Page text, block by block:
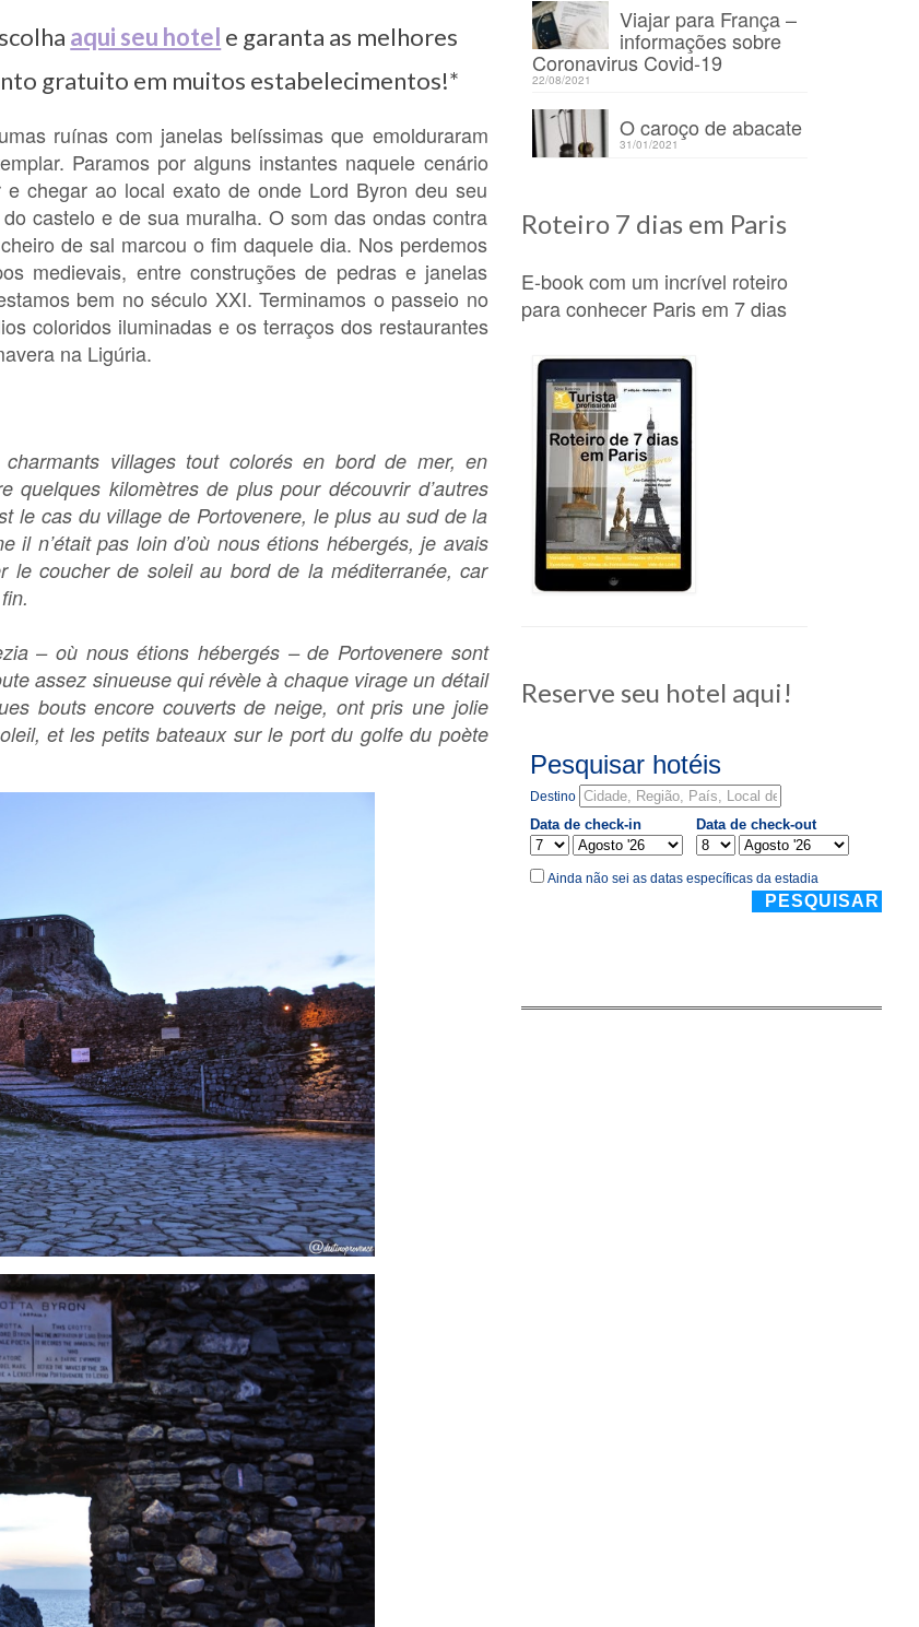
aqui seu hotel e garanta as melhores
gratuito em muitos estabelecimentos!*
ruínas com janelas belíssimas que emolduraram
Paramos por alguns instantes naquele cenário
chegar ao local exato de onde Lord Byron deu seu
castelo e de sua muralha. O som das ondas contra
de sal marcou o fim daquele dia. Nos perdemos
medievais, entre construções de pedras e janelas
bem no século XXI. Terminamos o passeio no
coloridos iluminadas e os terraços dos restaurantes
na Ligúria.
villages tout colorés en bord de mer, en
kilomètres de plus pour découvrir d’autres
le cas du village de Portovenere, le plus au sud de la
n’était pas loin d’où nous étions hébergés, je avais
le coucher de soleil au bord de la méditerranée, car
– où nous étions hébergés – de Portovenere sont
assez sinueuse qui révèle à chaque virage un détail
bouts encore couverts de neige, ont pris une jolie
et les petits bateaux sur le port du golfe du poète
Viajar para França –
informações sobre
Coronavirus Covid-19
22/08/2021
O caroço de abacate
31/01/2021
Roteiro 7 dias em Paris
E-book com um incrível roteiro
para conhecer Paris em 7 dias
Reserve seu hotel aqui!